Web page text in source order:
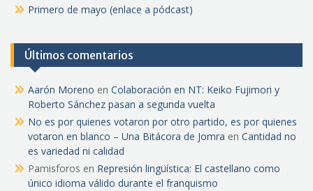
Primero de mayo (enlace a pódcast)
Últimos comentarios
Aarón Moreno en Colaboración en NT: Keiko Fujimori y
Roberto Sánchez pasan a segunda vuelta
No es por quienes votaron por otro partido, es por quienes
votaron en blanco – Una Bitácora de Jomra en Cantidad no
es variedad ni calidad
Pamisforos en Represión lingüística: El castellano como
único idioma válido durante el franquismo